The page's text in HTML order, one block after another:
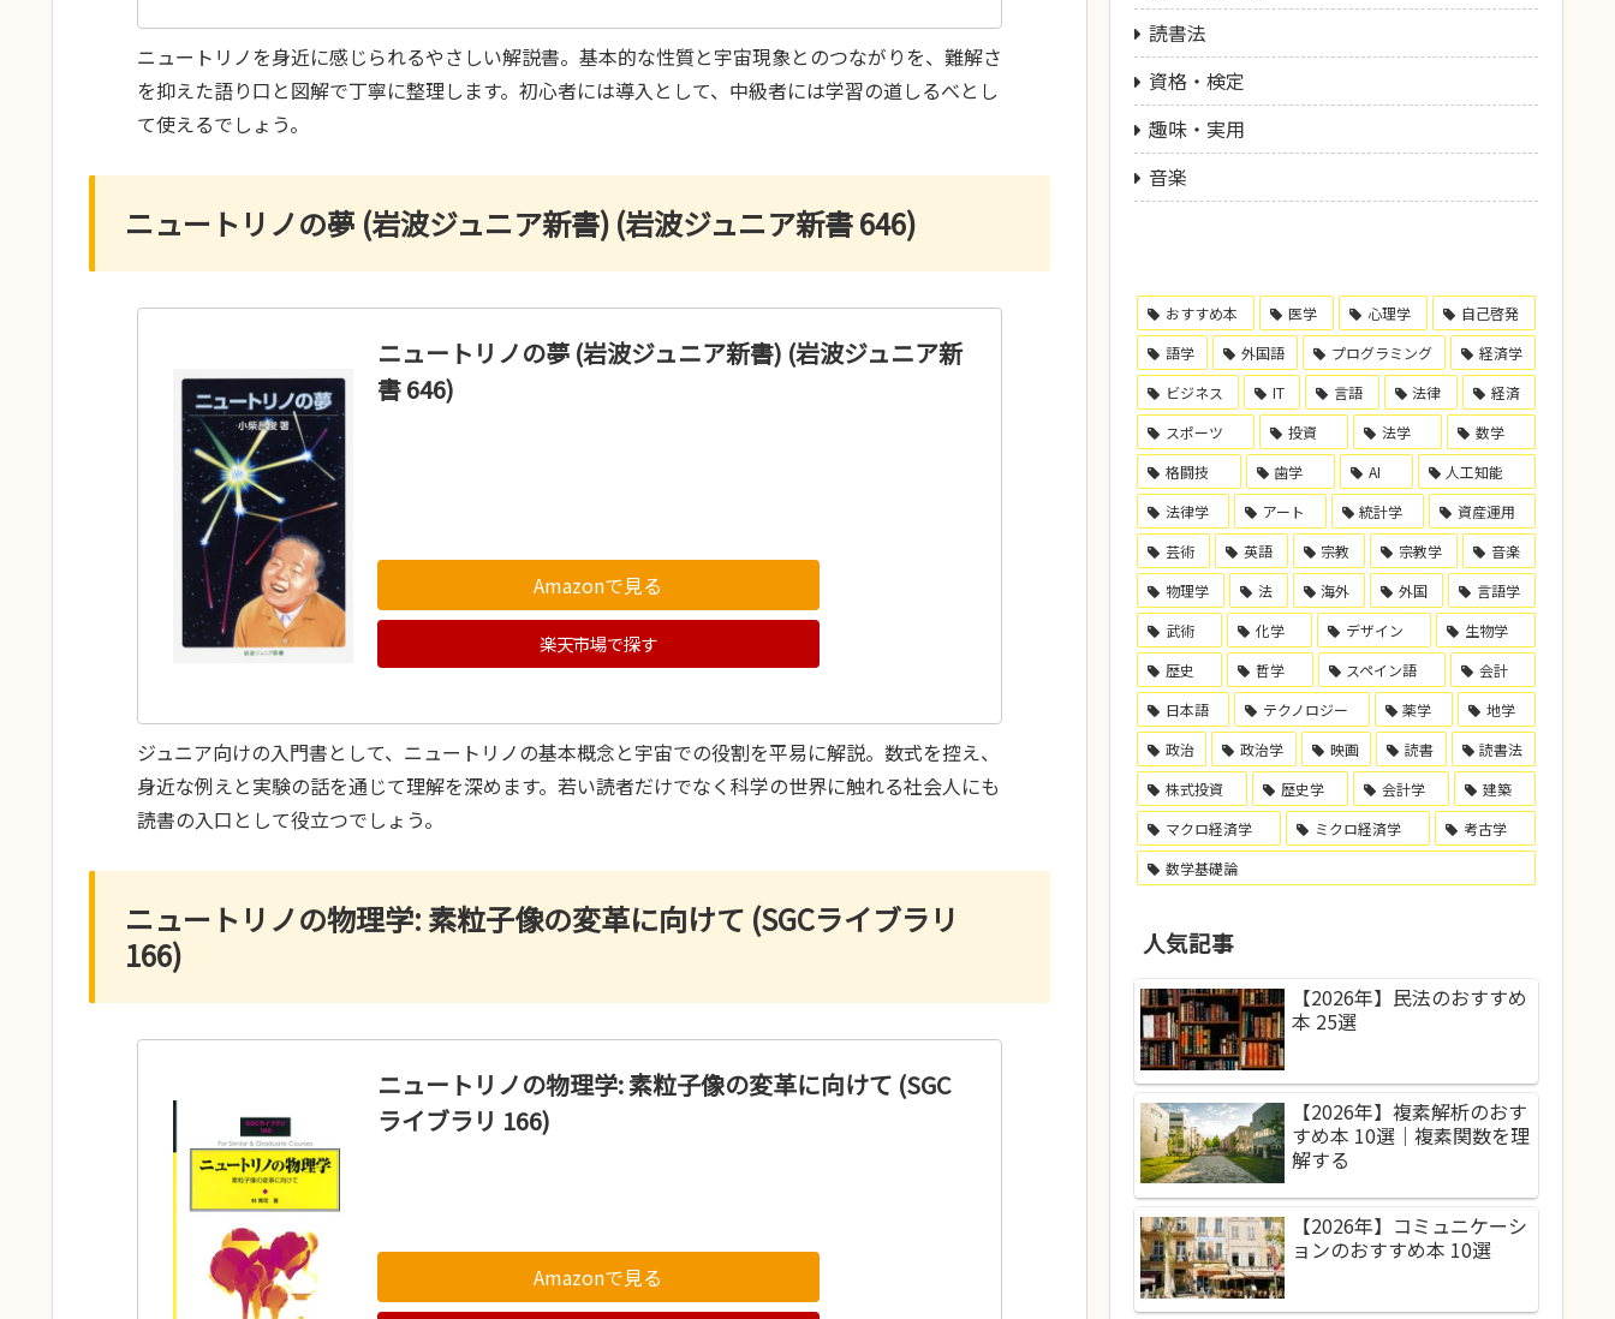
ニュートリノを身近に感じられるやさしい解説書。基本的な性質と宇宙現象とのつながりを、難解さ
を抑えた語り口と図解で丁寧に整理します。初心者には導入として、中級者には学習の道しるべとし
て使えるでしょう。
ニュートリノの夢 (岩波ジュニア新書) (岩波ジュニア新書 646)
ニュートリノの夢 (岩波ジュニア新書) (岩波ジュニア新
書 646)
Amazonで見る
楽天市場で探す
ジュニア向けの入門書として、ニュートリノの基本概念と宇宙での役割を平易に解説。数式を控え、
身近な例えと実験の話を通じて理解を深めます。若い読者だけでなく科学の世界に触れる社会人にも
読書の入口として役立つでしょう。
ニュートリノの物理学: 素粒子像の変革に向けて (SGCライブラリ
166)
ニュートリノの物理学: 素粒子像の変革に向けて (SGC
ライブラリ 166)
Amazonで見る
読書法
資格・検定
趣味・実用
音楽
おすすめ本 医学 心理学
自己啓発
語学
外国語 プログラミング
経済学
ビジネス
IT 言語 法律
経済
スポーツ
投資 法学
数学
格闘技
歯学 AI
人工知能
法律学
アート 統計学
資産運用
芸術
英語 宗教 宗教学
音楽
物理学
法 海外 外国
言語学
武術
化学 デザイン
生物学
歴史
哲学 スペイン語
会計
日本語
テクノロジー 薬学
地学
政治
政治学 映画 読書
読書法
株式投資
歴史学 会計学
建築
マクロ経済学
ミクロ経済学
考古学
数学基礎論
人気記事
【2026年】民法のおすすめ
本 25選
【2026年】複素解析のおす
すめ本 10選｜複素関数を理
解する
【2026年】コミュニケーシ
ョンのおすすめ本 10選